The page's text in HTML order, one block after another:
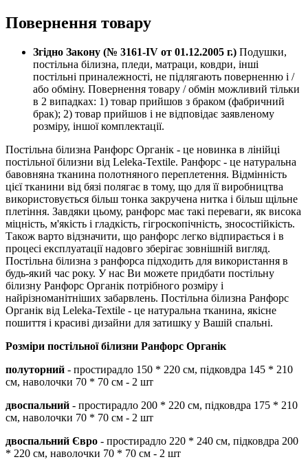
Повернення товару
Згідно Закону (№ 3161-IV от 01.12.2005 г.) Подушки,
постільна білизна, пледи, матраци, ковдри, інші
постільні приналежності, не підлягають поверненню і /
або обміну. Повернення товару / обмін можливий тільки
в 2 випадках: 1) товар прийшов з браком (фабричний
брак); 2) товар прийшов і не відповідає заявленому
розміру, іншої комплектації.
Постільна білизна Ранфорс Органік - це новинка в лінійці
постільної білизни від Leleka-Textile. Ранфорс - це натуральна
бавовняна тканина полотняного переплетення. Відмінність
цієї тканини від бязі полягає в тому, що для її виробництва
використовується більш тонка закручена нитка і більш щільне
плетіння. Завдяки цьому, ранфорс має такі переваги, як висока
міцність, м'якість і гладкість, гігроскопічність, зносостійкість.
Також варто відзначити, що ранфорс легко відпирається і в
процесі експлуатації надовго зберігає зовнішній вигляд.
Постільна білизна з ранфорса підходить для використання в
будь-який час року. У нас Ви можете придбати постільну
білизну Ранфорс Органік потрібного розміру і
найрізноманітніших забарвлень. Постільна білизна Ранфорс
Органік від Leleka-Textile - це натуральна тканина, якісне
пошиття і красиві дизайни для затишку у Вашій спальні.
Розміри постільної білизни Ранфорс Органік
полуторний - простирадло 150 * 220 см, підковдра 145 * 210
см, наволочки 70 * 70 см - 2 шт
двоспальний - простирадло 200 * 220 см, підковдра 175 * 210
см, наволочки 70 * 70 см - 2 шт
двоспальний Євро - простирадло 220 * 240 см, підковдра 200
* 220 см, наволочки 70 * 70 см - 2 шт